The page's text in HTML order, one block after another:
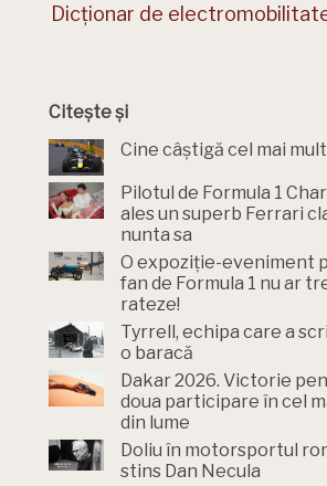
Dicționar de
Citește și
Cine câștigă cel mai
Pilotul de Formula 1
ales un superb Ferrari
nunta sa
O expoziție-eveniment
fan de Formula 1 nu ar
rateze!
Tyrrell, echipa care a
o baracă
Dakar 2026. Victorie
doua participare în cel
din lume
Doliu în motorsportul
stins Dan Necula